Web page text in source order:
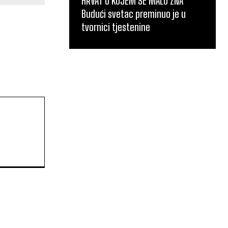
Budući svetac preminuo je u
tvornici tjestenine